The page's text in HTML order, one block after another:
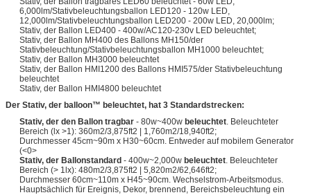
6,000lm/Stativbeleuchtungsballon LED120 - 120w LED,
12,000lm/Stativbeleuchtungsballon LED200 - 200w LED, 20,000lm;
Stativ, der Ballon LED400 - 400w/AC120-230v LED beleuchtet;
Stativ, der Ballon MH400 des Ballons MH150/der
Stativbeleuchtung/Stativbeleuchtungsballon MH1000 beleuchtet;
Stativ, der Ballon MH3000 beleuchtet
Stativ, der Ballon HMI1200 des Ballons HMI575/der Stativbeleuchtung
beleuchtet
Stativ, der Ballon HMI4800 beleuchtet
Der Stativ, der balloon™ beleuchtet, hat 3 Standardstrecken:
Stativ, der den Ballon tragbar - 80w~400w beleuchtet. Beleuchteter
Bereich (lx >1): 360m2/3,875ft2 | 1,760m2/18,940ft2;
Durchmesser 45cm~90m x H30~60cm. Entweder auf mobilem Generator
(<0>
Stativ, der Ballonstandard - 400w~2,000w beleuchtet. Beleuchteter
Bereich (> 1lx): 480m2/3,875ft2 | 5,820m2/62,646ft2;
Durchmesser 60cm~110m x H45~90cm. Wechselstrom-Arbeitsmodus.
Hauptsächlich für Ereignis, Dekor, brennend, Bereichsbeleuchtung ein